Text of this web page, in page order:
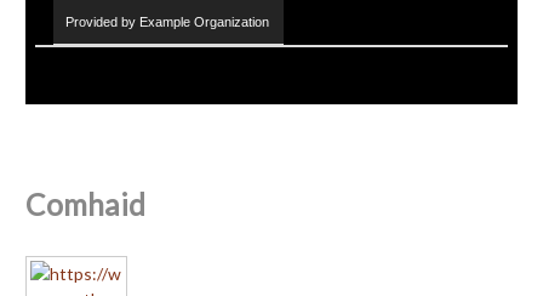
Provided by Example Organization
Comhaid